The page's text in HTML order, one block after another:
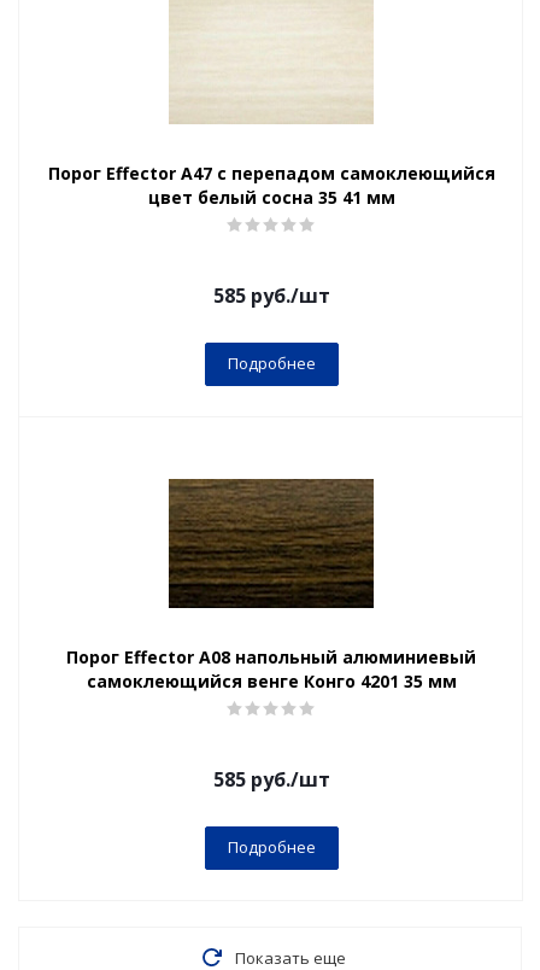
Порог Effector А47 с перепадом самоклеющийся
цвет белый сосна 35 41 мм
585руб./шт
Подробнее
Порог Effector А08 напольный алюминиевый
самоклеющийся венге Конго 4201 35 мм
585руб./шт
Подробнее
Показать еще